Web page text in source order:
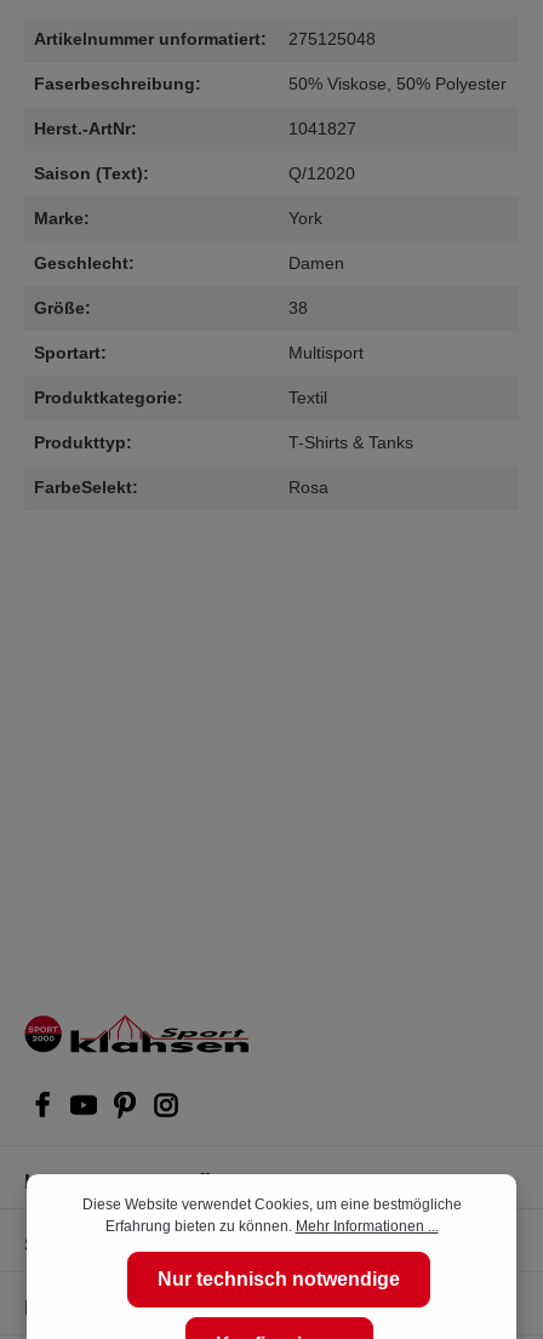
Artikelnummer unformatiert: 275125048
Faserbeschreibung: 50% Viskose, 50% Polyester
Herst.-ArtNr: 1041827
Saison (Text): Q/12020
Marke: York
Geschlecht: Damen
Größe: 38
Sportart: Multisport
Produktkategorie: Textil
Produkttyp: T-Shirts & Tanks
FarbeSelekt: Rosa
Kompetente Kaufberatung
Shop Service
Informationen
Diese Website verwendet Cookies, um eine bestmögliche
Erfahrung bieten zu können. Mehr Informationen ...
Nur technisch notwendige